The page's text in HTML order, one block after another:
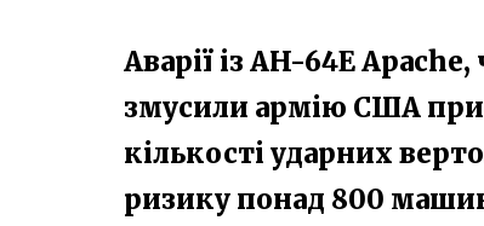
Аварії із AH-64E
змусили армію США
кількості ударних
ризику понад 800 машин